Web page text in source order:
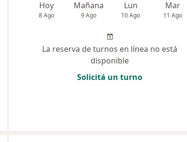
Hoy
8 Ago
Mañana
9 Ago
Lun
10 Ago
Mar
11 Ago
La reserva de turnos en línea no está
disponible
Solicitá un turno